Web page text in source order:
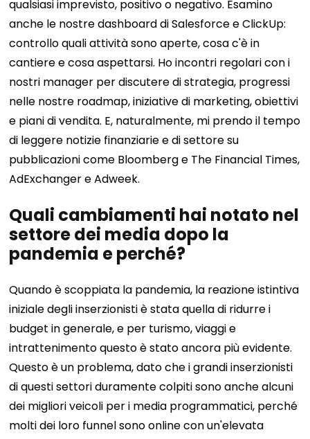
qualsiasi imprevisto, positivo o negativo. Esamino
anche le nostre dashboard di Salesforce e ClickUp:
controllo quali attività sono aperte, cosa c'è in
cantiere e cosa aspettarsi. Ho incontri regolari con i
nostri manager per discutere di strategia, progressi
nelle nostre roadmap, iniziative di marketing, obiettivi
e piani di vendita. E, naturalmente, mi prendo il tempo
di leggere notizie finanziarie e di settore su
pubblicazioni come Bloomberg e The Financial Times,
AdExchanger e Adweek.
Quali cambiamenti hai notato nel
settore dei media dopo la
pandemia e perché?
Quando è scoppiata la pandemia, la reazione istintiva
iniziale degli inserzionisti è stata quella di ridurre i
budget in generale, e per turismo, viaggi e
intrattenimento questo è stato ancora più evidente.
Questo è un problema, dato che i grandi inserzionisti
di questi settori duramente colpiti sono anche alcuni
dei migliori veicoli per i media programmatici, perché
molti dei loro funnel sono online con un'elevata